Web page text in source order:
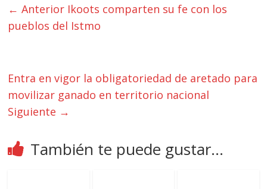
← Anterior Ikoots comparten su fe con los
pueblos del Istmo
Entra en vigor la obligatoriedad de aretado para
movilizar ganado en territorio nacional
Siguiente →
También te puede gustar...